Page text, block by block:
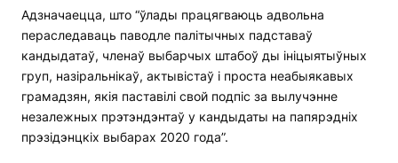
Адзначаецца, што “ўлады працягваюць адвольна
пераследаваць паводле палітычных падставаў
кандыдатаў, членаў выбарчых штабоў ды ініцыятыўных
груп, назіральнікаў, актывістаў і проста неабыякавых
грамадзян, якія паставілі свой подпіс за вылучэнне
незалежных прэтэндэнтаў у кандыдаты на папярэдніх
прэзідэнцкіх выбарах 2020 года”.